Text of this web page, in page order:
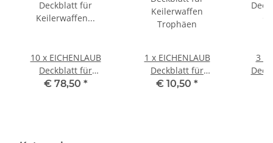
10 x EICHENLAUB
Deckblatt für
Keilerwaffen
€ 78,50 *
1 x EICHENLAUB
Deckblatt für
Keilerwaffen
€ 10,50 *
3 x